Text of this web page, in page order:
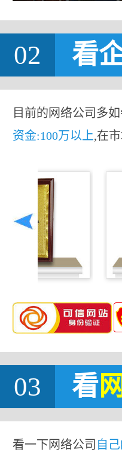
02 看
目前的网络公司多
资金:100万以上,在
03 看
看一下网络公司 自